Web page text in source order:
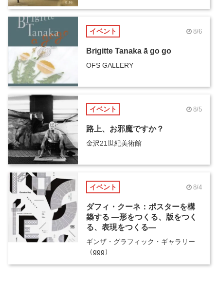
イベント 8/6
Brigitte Tanaka ā go go
OFS GALLERY
イベント 8/5
路上、お邪魔ですか？
金沢21世紀美術館
イベント 8/4
ダフィ・クーネ：ポスターを構
築する ―形をつくる、版をつく
る、表現をつくる―
ギンザ・グラフィック・ギャラリー
（ggg）